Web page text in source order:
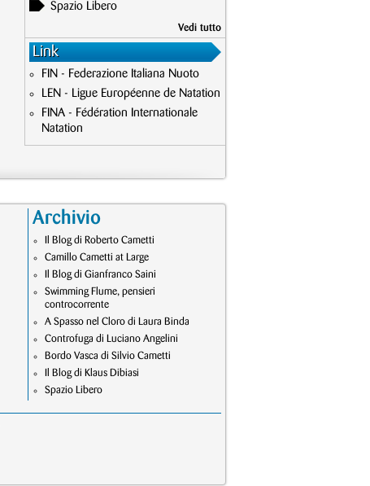
Spazio Libero
Vedi tutto
Link
FIN - Federazione Italiana Nuoto
LEN - Ligue Européenne de Natation
FINA - Fédération Internationale
Natation
Archivio
Il Blog di Roberto Cametti
Camillo Cametti at Large
Il Blog di Gianfranco Saini
Swimming Flume, pensieri
controcorrente
A Spasso nel Cloro di Laura Binda
Controfuga di Luciano Angelini
Bordo Vasca di Silvio Cametti
Il Blog di Klaus Dibiasi
Spazio Libero